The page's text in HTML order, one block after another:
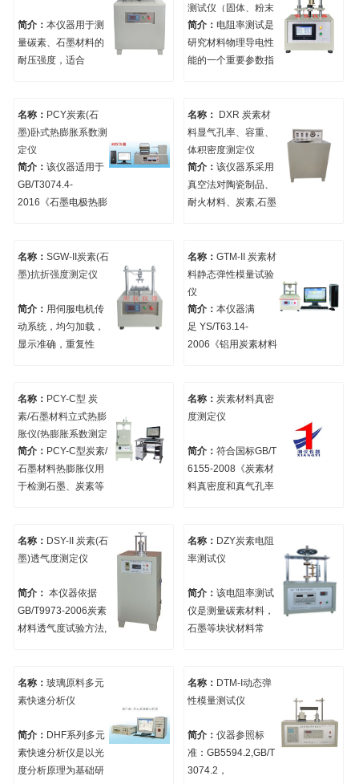
入空气，每小时每克
试样氧化损失的毫克
数。 本石墨氧化性测
高精度分析设备，适
用于石墨生产企业质
量管控、科研机构材
料性能研究、高校相
关专业实验教学等场
景。
ISO 11713-2000、
YS/T63.2-2005和
YS/T 64,YB/T 120-
1997《炭素材料电阻
研单位，质检部门和
生产厂的材料检测。
简介：本仪器用于测
量碳素、石墨材料的
耐压强度，适合
法。
测试仪（固体、粉末
均可）
简介： 电阻率测试是
研究材料物理导电性
能的一个重要参数指
后石油焦粉末电阻率
性能的测试。符合标
准YS/T 587.6-
2006《炭阳极煅后石
油焦检测方
法 》， GB/T24525-
仪器也可用来按ISO
11713、YS/T63.2和
YS/T 64标准方法测
试阴极炭块、预焙阳
极、阳极糊阴极糊和
炭素制品常温的电阻
检部门和生产厂的材
料检测。
名称： PCY炭素(石
墨)卧式热膨胀系数测
定仪
简介：该仪器适用于
GB/T3074.4-
2016《石墨电极热膨
名称：
DXR 炭素材
料显气孔率、容重、
体积密度测定仪
简介： 该仪器系采用
真空法对陶瓷制品、
耐火材料、炭素,石墨
测定的仪器。 满足
GB/T6156《炭素材
料显气孔率测定方
法》、GB/T242528-
2009炭素材料体积密
度测定方法》。
名称：SGW-II炭素(石
墨)抗折强度测定仪
简介： 用伺服电机传
动系统，均匀加载，
显示准确，重复性
素材料抗折强度测定
方法 。
名称： GTM-II 炭素材
料静态弹性模量试验
仪
简介： 本仪器满
足 YS/T63.14-
2006《铝用炭素材料
法》以及GB/10700
—2006“精细陶瓷弹
法”，适用于工程陶
瓷、精细陶瓷、铝用
炭素材料在室温下的
名称： PCY-C型 炭
素/石墨材料立式热膨
胀仪(热膨胀系数测定
仪)
简介： PCY-C型炭素/
石墨材料热膨胀仪用
于检测石墨、炭素等
数、急热膨胀、以及
它们变化曲线,对试样
控）。适合
GB/T3074.4-2016对
石墨电极热膨胀系数
样要求的检测。
名称： 炭素材料真密
度测定仪
简介： 符合国标GB/T
6155-2008《炭素材
料真密度和真气孔率
单位，质检部门和生
产厂的材料检测。
名称： DSY-II 炭素(石
墨)透气度测定仪
简介： 本仪器依据
GB/T9973-2006炭素
材料透气度试验方法,
度）. 炭素材料的渗透
性系数是指在空气中,
空度的衰减速度,计算
出渗透性系数.
名称： DZY炭素电阻
率测试仪
简介： 该电阻率测试
仪是测量碳素材料，
石墨等块状材料常
器采用高精度稳流源
供电，电流、电压自
确,直观,方便。
名称：玻璃原料多元
素快速分析仪
简介： DHF系列多元
素快速分析仪是以光
度分析原理为基础研
名称： DTM-I动态弹
性模量测试仪
简介： 仪器参照标
准：GB5594.2,GB/T
3074.2，